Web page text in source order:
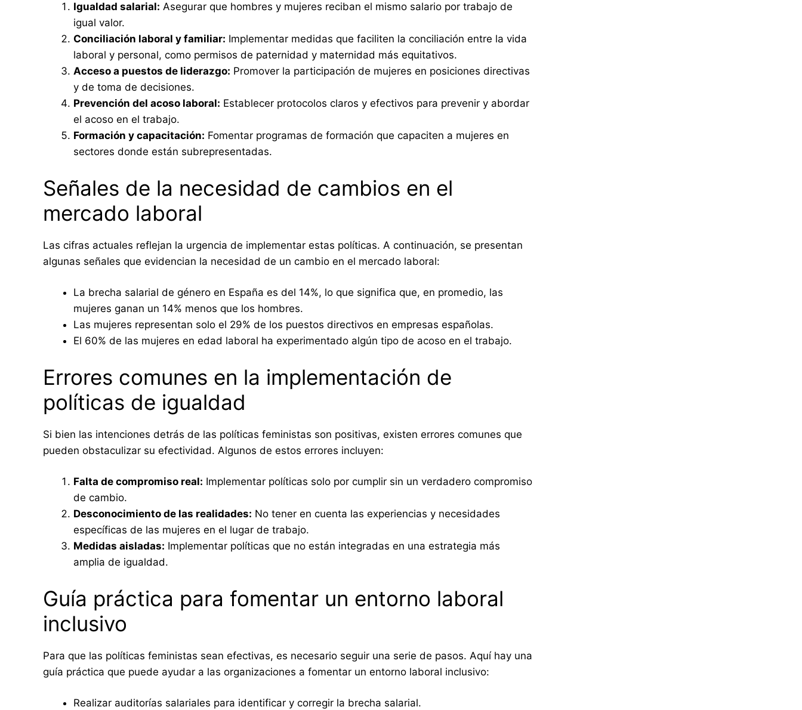
Igualdad salarial: Asegurar que hombres y mujeres reciban el mismo salario por trabajo de
igual valor.
Conciliación laboral y familiar: Implementar medidas que faciliten la conciliación entre la vida
laboral y personal, como permisos de paternidad y maternidad más equitativos.
Acceso a puestos de liderazgo: Promover la participación de mujeres en posiciones directivas
y de toma de decisiones.
Prevención del acoso laboral: Establecer protocolos claros y efectivos para prevenir y abordar
el acoso en el trabajo.
Formación y capacitación: Fomentar programas de formación que capaciten a mujeres en
sectores donde están subrepresentadas.
Señales de la necesidad de cambios en el
mercado laboral
Las cifras actuales reflejan la urgencia de implementar estas políticas. A continuación, se presentan
algunas señales que evidencian la necesidad de un cambio en el mercado laboral:
La brecha salarial de género en España es del 14%, lo que significa que, en promedio, las
mujeres ganan un 14% menos que los hombres.
Las mujeres representan solo el 29% de los puestos directivos en empresas españolas.
El 60% de las mujeres en edad laboral ha experimentado algún tipo de acoso en el trabajo.
Errores comunes en la implementación de
políticas de igualdad
Si bien las intenciones detrás de las políticas feministas son positivas, existen errores comunes que
pueden obstaculizar su efectividad. Algunos de estos errores incluyen:
Falta de compromiso real: Implementar políticas solo por cumplir sin un verdadero compromiso
de cambio.
Desconocimiento de las realidades: No tener en cuenta las experiencias y necesidades
específicas de las mujeres en el lugar de trabajo.
Medidas aisladas: Implementar políticas que no están integradas en una estrategia más
amplia de igualdad.
Guía práctica para fomentar un entorno laboral
inclusivo
Para que las políticas feministas sean efectivas, es necesario seguir una serie de pasos. Aquí hay una
guía práctica que puede ayudar a las organizaciones a fomentar un entorno laboral inclusivo:
Realizar auditorías salariales para identificar y corregir la brecha salarial.